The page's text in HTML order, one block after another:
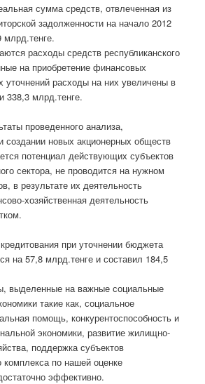
сумма средств, отвлеченная из
задолженности на начало 2012
млрд.тенге.
расходы средств республиканского
на приобретение финансовых
уточнений расходы на них увеличены в
338,3 млрд.тенге.
проведенного анализа,
создании новых акционерных обществ
потенциал действующих субъектов
сектора, не проводится на нужном
в результате их деятельность
хозяйственная деятельность
при уточнении бюджета
на 57,8 млрд.тенге и составил 184,5
выделенные на важные социальные
такие как, социальное
помощь, конкурентоспособность и
экономики, развитие жилищно-
поддержка субъектов
по нашей оценке
эффективно.